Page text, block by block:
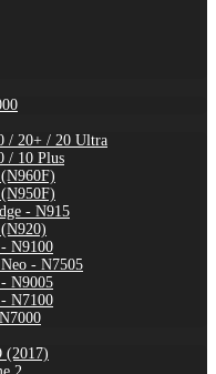
/ 20+ / 20 Ultra
/ 10 Plus
- N915
N9100
- N7505
N9005
N7100
(2017)